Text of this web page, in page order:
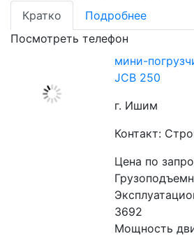
Кратко
Подробнее
Посмотреть телефон
мини-
JCB 250
г. Ишим
Контакт:
Цена по
3692
Мощность